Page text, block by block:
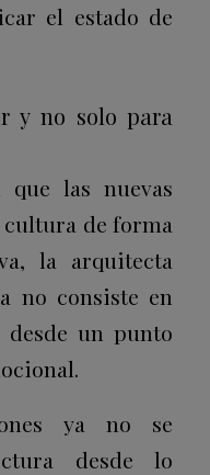
el estado de
y no solo para
las nuevas
cultura de forma
la arquitecta
no consiste en
un punto
ya no se
desde lo